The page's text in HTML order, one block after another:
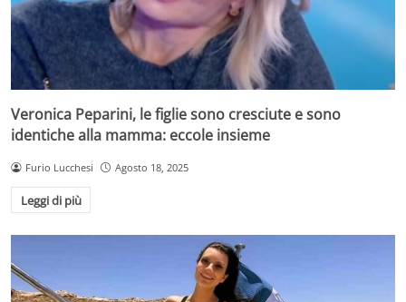
Veronica Peparini, le figlie sono cresciute e sono
identiche alla mamma: eccole insieme
Furio Lucchesi Agosto 18, 2025
Leggi di più